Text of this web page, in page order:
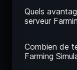
Quels
serveur
Combien de
Farming